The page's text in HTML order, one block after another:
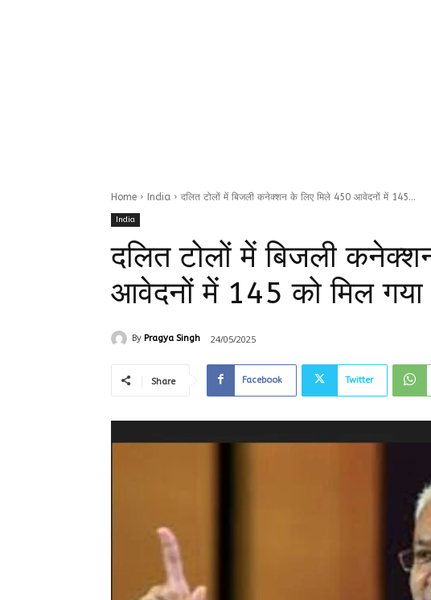
Home India दलित टोलों में बिजली कनेक्शन के लिए मिले 450 आवेदनों में 145...
India
दलित टोलों में बिजली
आवेदनों में 145 को मिल
By Pragya Singh 24/05/2025
Share Facebook Twitter